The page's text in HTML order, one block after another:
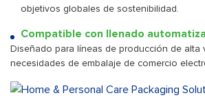
objetivos globales de sostenibilidad.
Compatible con llenado
Diseñado para líneas de producción de alta
necesidades de embalaje de comercio